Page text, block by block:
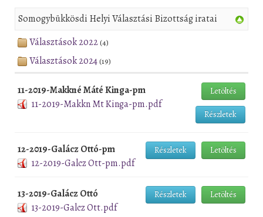
Somogybükkösdi Helyi Választási Bizottság iratai
Választások 2022(4)
Választások 2024(19)
11-2019-Makkné Máté Kinga-pm
11-2019-Makkn Mt Kinga-pm.pdf
Letöltés
Részletek
12-2019-Galácz Ottó-pm
12-2019-Galcz Ott-pm.pdf
Letöltés
Részletek
13-2019-Galácz Ottó
13-2019-Galcz Ott.pdf
Letöltés
Részletek